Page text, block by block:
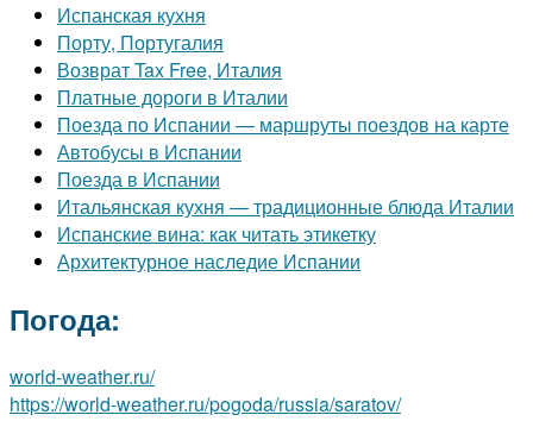
Испанская кухня
Порту, Португалия
Возврат Tax Free, Италия
Платные дороги в Италии
Поезда по Испании — маршруты поездов на карте
Автобусы в Испании
Поезда в Испании
Итальянская кухня — традиционные блюда Италии
Испанские вина: как читать этикетку
Архитектурное наследие Испании
Погода:
world-weather.ru/
https://world-weather.ru/pogoda/russia/saratov/